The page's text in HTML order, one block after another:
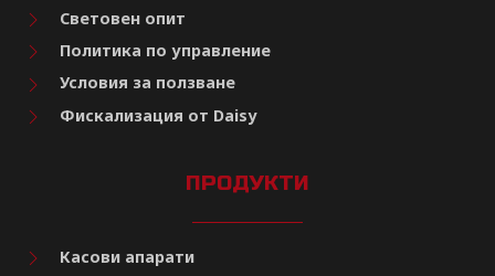
Световен опит
Политика по управление
Условия за ползване
Фискализация от Daisy
ПРОДУКТИ
Касови апарати